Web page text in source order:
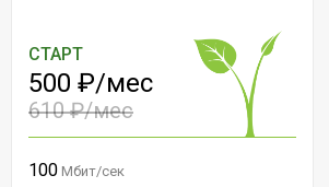
СТАРТ
500 ₽/мес
610 ₽/мес
100 Мбит/сек